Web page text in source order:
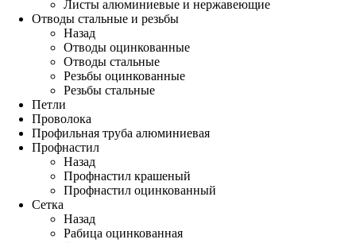
Листы алюминиевые и нержавеющие
Отводы стальные и резьбы
Назад
Отводы оцинкованные
Отводы стальные
Резьбы оцинкованные
Резьбы стальные
Петли
Проволока
Профильная труба алюминиевая
Профнастил
Назад
Профнастил крашеный
Профнастил оцинкованный
Сетка
Назад
Рабица оцинкованная